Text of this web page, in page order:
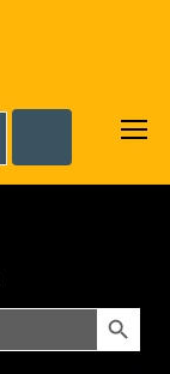
SEARCH BUTTON